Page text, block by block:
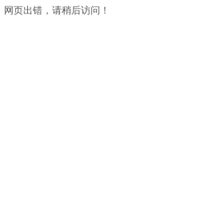
网页出错，请稍后访问！